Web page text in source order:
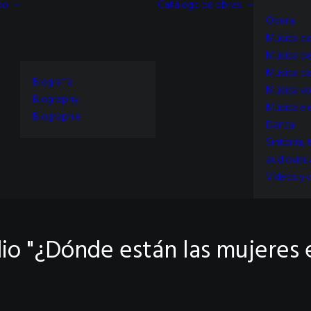
Biografía
Biography
Biographie
Catálogo de obras
Ópera
Música
Música
Música
Música
Música
Danza
Sintonía,
Vídeos y
"¿Dónde están las mujeres